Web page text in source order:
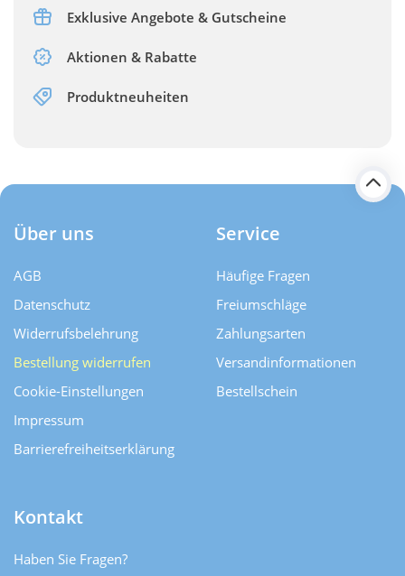
Exklusive Angebote & Gutscheine
Aktionen & Rabatte
Produktneuheiten
Über uns
AGB
Datenschutz
Widerrufsbelehrung
Bestellung widerrufen
Cookie-Einstellungen
Impressum
Barrierefreiheitserklärung
Service
Häufige Fragen
Freiumschläge
Zahlungsarten
Versand­informationen
Bestellschein
Kontakt
Haben Sie Fragen?